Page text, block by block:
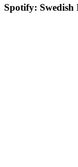
Spotify: Swedish